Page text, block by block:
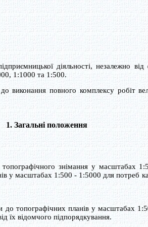
діяльності, незалежно
1:1000 та 1:500.
виконання повного комплексу робіт
1. Загальні положення
знімання у масштабах
у масштабах 1:500 - 1:5000 для потреб
до топографічних планів у масштабах
їх відомчого підпорядкування.